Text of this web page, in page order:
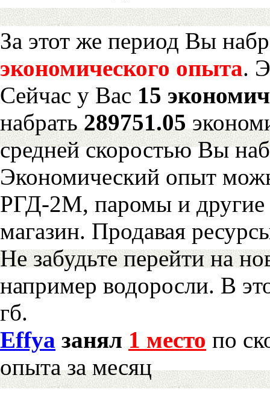
За этот же период Вы
экономического опыта.
Сейчас у Вас 15
набрать289751.05
средней скоростью Вы
Экономический опыт
РГД-2М, паромы и другие
магазин. Продавая
Не забудьте перейти на
например водоросли. В
гб.
Effya занял 1 место по
опыта за месяц